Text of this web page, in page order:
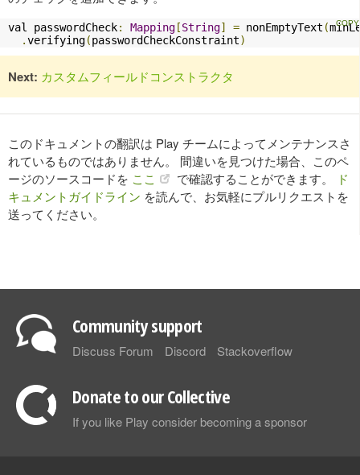
val passwordCheck: Mapping [String] = nonEmptyText (
.verifying(passwordCheckConstraint)
Next: カスタムフィールドコンストラクタ
このドキュメントの翻訳は Play チームによってメンテナンスさ
れているものではありません。 間違いを見つけた場合、このペ
ージのソースコードを ここ で確認することができます。
ド
キュメントガイドライン を読んで、お気軽にプルリクエストを
送ってください。
Community support
Discuss Forum Discord Stackoverflow
Donate to our Collective
If you like Play consider becoming a sponsor